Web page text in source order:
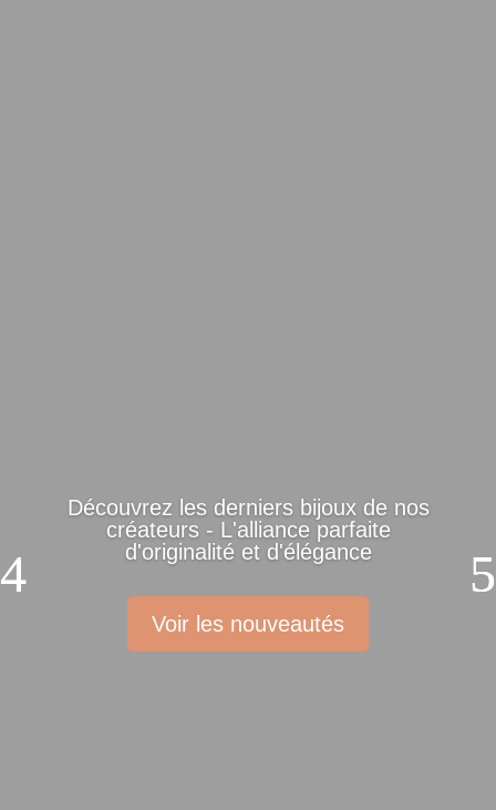
Découvrez les derniers bijoux de nos
créateurs - L'alliance parfaite
d'originalité et d'élégance
Voir les nouveautés